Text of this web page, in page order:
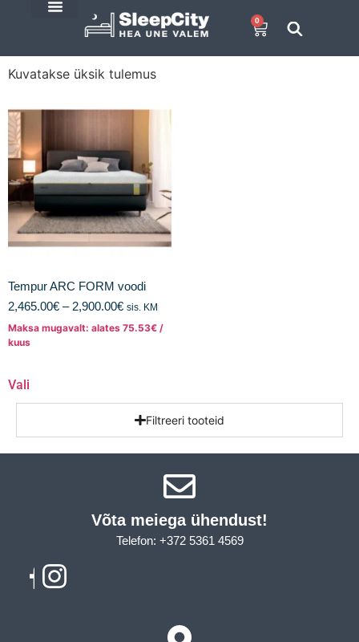
0
Kuvatakse üksik tulemus
Tempur ARC FORM voodi
2,465.00€ – 2,900.00€ sis. KM
Maksa mugavalt: alates 75.53€ /
kuus
Vali
Filtreeri tooteid
Võta meiega ühendust!​
Telefon: +372 5361 4569